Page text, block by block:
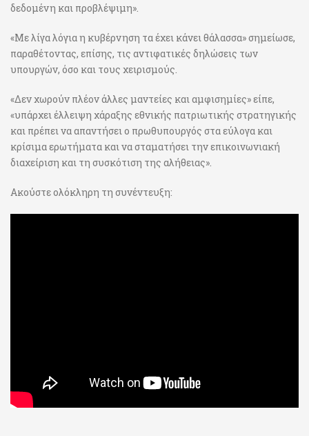
δεδομένη και προβλέψιμη».
«Με λίγα λόγια η κυβέρνηση τα έχει κάνει θάλασσα» σημείωσε,
παραθέτοντας, επίσης, τις αντιφατικές δηλώσεις των
υπουργών, όσο και τους χειρισμούς.
«Δεν χωρούν πλέον άλλες μαντείες και αμφισημίες» είπε,
«υπάρχει έλλειψη χάραξης εθνικής πατριωτικής στρατηγικής
και πρέπει να απαντήσει ο πρωθυπουργός στα εύλογα και
κρίσιμα ερωτήματα και να σταματήσει την επικοινωνιακή
διαχείριση και τη συσκότιση της αλήθειας».
Ακούστε ολόκληρη τη συνέντευξη: